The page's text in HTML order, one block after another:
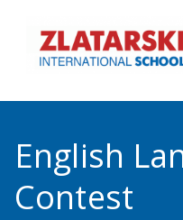
content
English
Contest